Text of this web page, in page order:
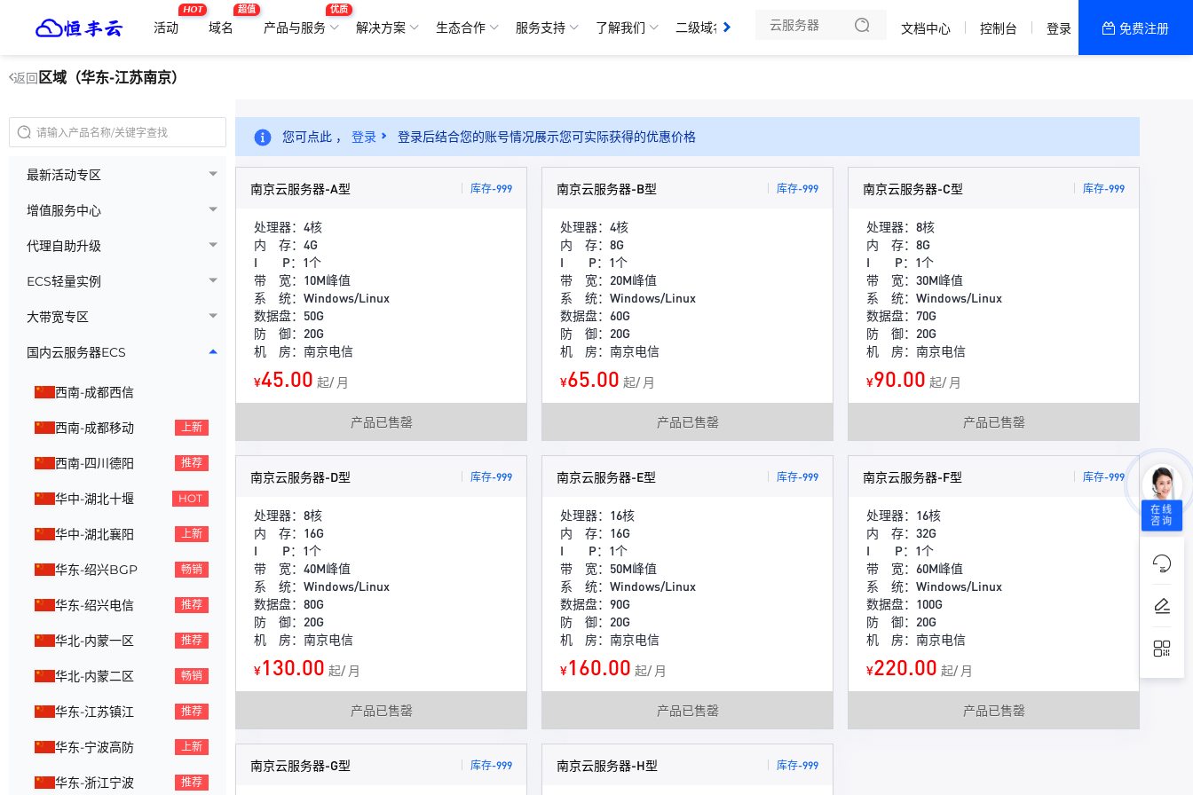
活动
HOT
域名
超值
产品与服务
优质
解决方案 生态合作 服务支持 了解我们 二级域名 备案管理
网站建设
国内特惠活动区
400电话
美国CN2轻量
文档中心 控制台 登录 免费注册
返回 区域（华东-江苏南京）
最新活动专区
增值服务中心
代理自助升级
ECS轻量实例
大带宽专区
国内云服务器ECS
西南-成都西信
西南-成都移动 上新
西南-四川德阳 推荐
华中-湖北十堰 HOT
华中-湖北襄阳 上新
华东-绍兴BGP 畅销
华东-绍兴电信 推荐
华北-内蒙一区 推荐
华北-内蒙二区 畅销
华东-江苏镇江 推荐
华东-宁波高防 上新
华东-浙江宁波 推荐
您可点此 ， 登录 登录后结合您的账号情况展示您可实际获得的优惠价格
南京云服务器-A型 库存-999
处理器：4核
内 存：4G
I P：1个
带 宽：10M峰值
系 统：Windows/Linux
数据盘：50G
防 御：20G
机 房：南京电信
¥45.00 起/ 月
产品已售罄
南京云服务器-B型 库存-999
处理器：4核
内 存：8G
I P：1个
带 宽：20M峰值
系 统：Windows/Linux
数据盘：60G
防 御：20G
机 房：南京电信
¥65.00 起/ 月
产品已售罄
南京云服务器-C型 库存-999
处理器：8核
内 存：8G
I P：1个
带 宽：30M峰值
系 统：Windows/Linux
数据盘：70G
防 御：20G
机 房：南京电信
¥90.00 起/ 月
产品已售罄
南京云服务器-D型 库存-999
处理器：8核
内 存：16G
I P：1个
带 宽：40M峰值
系 统：Windows/Linux
数据盘：80G
防 御：20G
机 房：南京电信
¥130.00 起/ 月
产品已售罄
南京云服务器-E型 库存-999
处理器：16核
内 存：16G
I P：1个
带 宽：50M峰值
系 统：Windows/Linux
数据盘：90G
防 御：20G
机 房：南京电信
¥160.00 起/ 月
产品已售罄
南京云服务器-F型 库存-999
处理器：16核
内 存：32G
I P：1个
带 宽：60M峰值
系 统：Windows/Linux
数据盘：100G
防 御：20G
机 房：南京电信
¥220.00 起/ 月
产品已售罄
南京云服务器-G型 库存-999 南京云服务器-H型 库存-999
在线
咨询